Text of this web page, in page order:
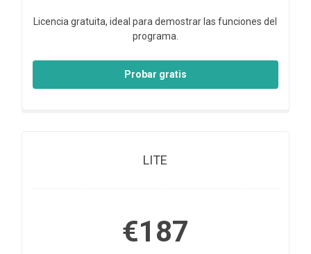
Licencia gratuita, ideal para demostrar las funciones del
programa.
Probar gratis
LITE
€187